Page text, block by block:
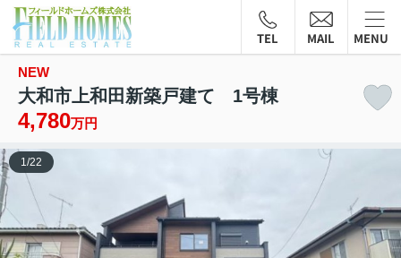
TEL MAIL MENU
NEW
大和市上和田新築戸建て 1号棟
4,780万円
1 /22